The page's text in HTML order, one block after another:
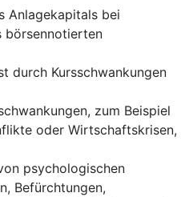
Anlagekapitals bei
börsennotierten
durch Kursschwankungen
zum Beispiel
oder Wirtschaftskrisen,
psychologischen
Befürchtungen,